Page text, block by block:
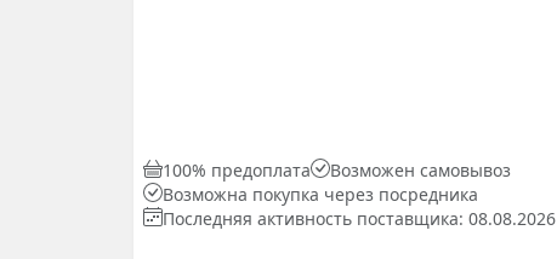
100% предоплата
Возможен самовывоз
Возможна покупка через посредника
Последняя активность поставщика: 08.08.2026